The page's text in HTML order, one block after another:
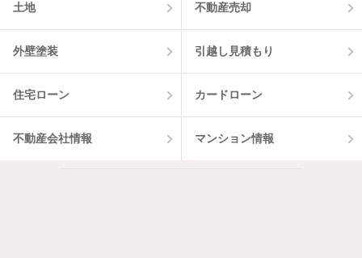
土地 不動産売却
外壁塗装 引越し見積もり
住宅ローン カードローン
不動産会社情報 マンション情報